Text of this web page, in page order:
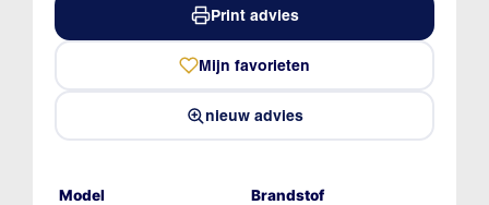
Print advies
Mijn favorieten
nieuw advies
Model Brandstof